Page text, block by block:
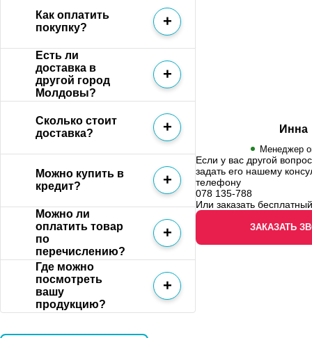
Как оплатить
покупку?
Есть ли
доставка в
другой город
Молдовы?
Сколько стоит
доставка?
Можно купить в
кредит?
Можно ли
оплатить товар
по
перечислению?
Где можно
посмотреть
вашу
продукцию?
Инна
Менеджер
Если у вас другой
задать его нашему
телефону
078 135-788
Или заказать
ЗАКАЗАТЬ